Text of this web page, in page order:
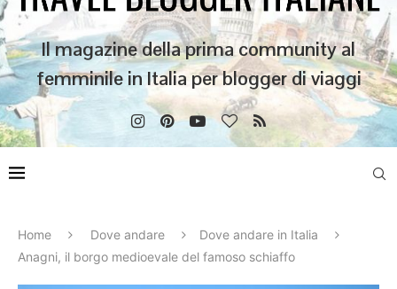
Il magazine della prima community al
femminile in Italia per blogger di viaggi
Home Dove andare
Dove andare in Italia
Anagni, il borgo medioevale del famoso schiaffo